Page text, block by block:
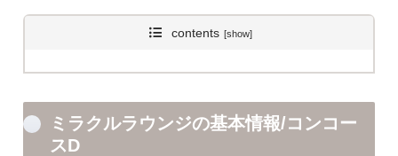
contents
ミラクルラウンジの基本情報/コンコー
スD